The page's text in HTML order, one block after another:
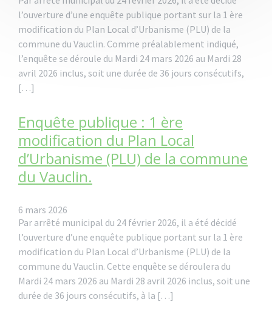
l’ouverture d’une enquête publique portant sur la 1 ère
modification du Plan Local d’Urbanisme (PLU) de la
commune du Vauclin. Comme préalablement indiqué,
l’enquête se déroule du Mardi 24 mars 2026 au Mardi 28
avril 2026 inclus, soit une durée de 36 jours consécutifs,
[…]
Enquête publique : 1 ère
modification du Plan Local
d’Urbanisme (PLU) de la commune
du Vauclin.
6 mars 2026
Par arrêté municipal du 24 février 2026, il a été décidé
l’ouverture d’une enquête publique portant sur la 1 ère
modification du Plan Local d’Urbanisme (PLU) de la
commune du Vauclin. Cette enquête se déroulera du
Mardi 24 mars 2026 au Mardi 28 avril 2026 inclus, soit une
durée de 36 jours consécutifs, à la […]